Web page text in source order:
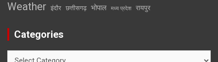
Weather इंदौर छत्तीसगढ़ भोपाल मध्य प्रदेश रायपुर
Categories